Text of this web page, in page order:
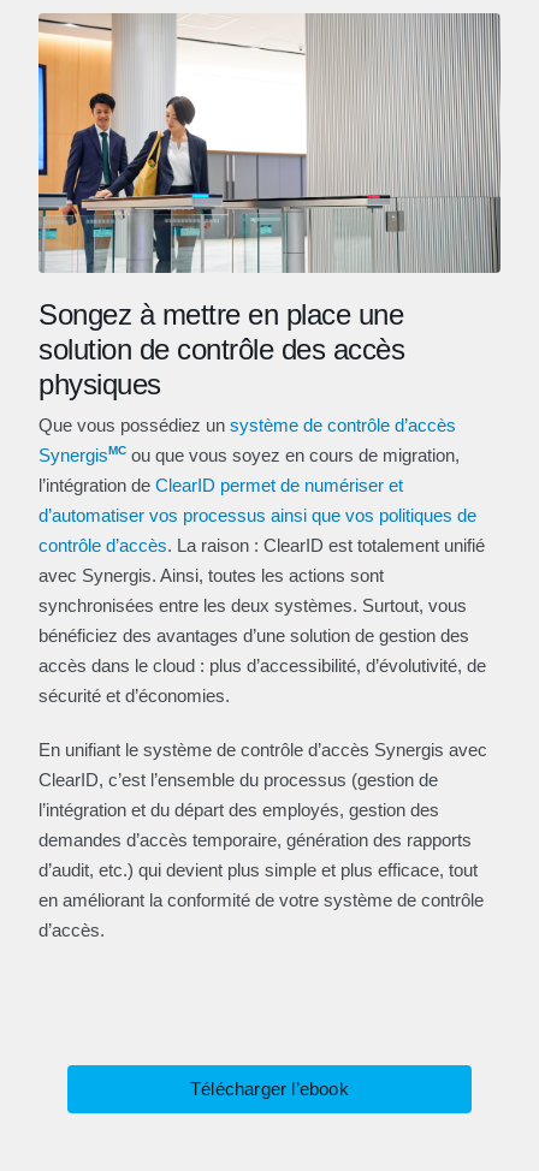
Songez à mettre en place une
solution de contrôle des accès
physiques
Que vous possédiez un système de contrôle d’accès
SynergisMC ou que vous soyez en cours de migration,
l’intégration de ClearID permet de numériser et
d’automatiser vos processus ainsi que vos politiques de
contrôle d’accès. La raison : ClearID est totalement unifié
avec Synergis. Ainsi, toutes les actions sont
synchronisées entre les deux systèmes. Surtout, vous
bénéficiez des avantages d’une solution de gestion des
accès dans le cloud : plus d’accessibilité, d’évolutivité, de
sécurité et d’économies.
En unifiant le système de contrôle d’accès Synergis avec
ClearID, c’est l’ensemble du processus (gestion de
l’intégration et du départ des employés, gestion des
demandes d’accès temporaire, génération des rapports
d’audit, etc.) qui devient plus simple et plus efficace, tout
en améliorant la conformité de votre système de contrôle
d’accès.
Télécharger l’ebook